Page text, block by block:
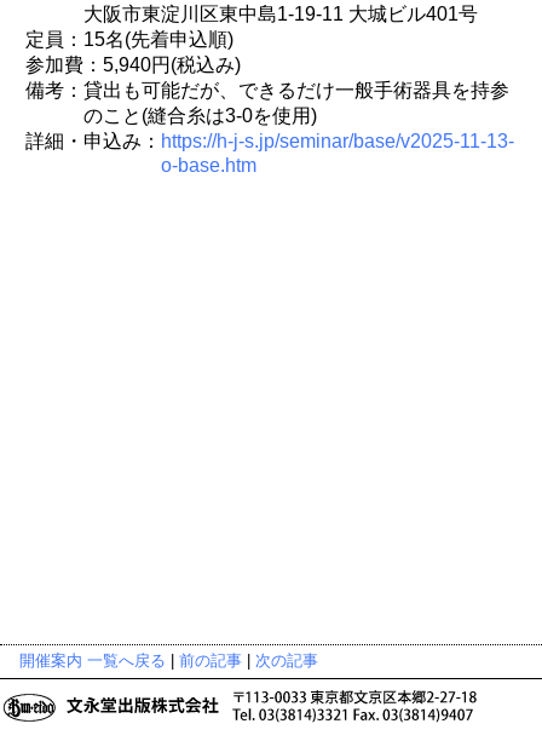
大阪市東淀川区東中島1-19-11 大城ビル401号
定員：15名(先着申込順)
参加費：5,940円(税込み)
備考：貸出も可能だが、できるだけ一般手術器具を持参
のこと(縫合糸は3-0を使用)
詳細・申込み： https://h-j-s.jp/seminar/base/v2025-11-13-
o-base.htm
開催案内 一覧へ戻る 前の記事 次の記事